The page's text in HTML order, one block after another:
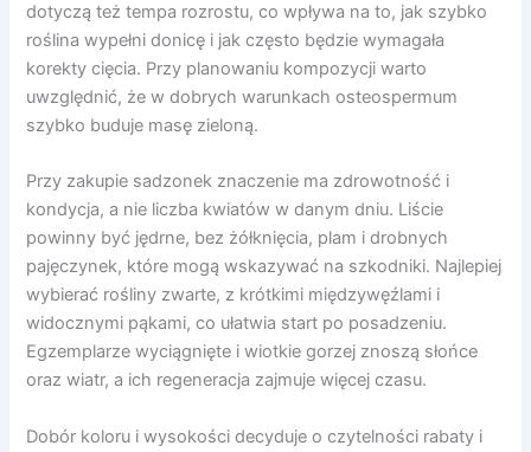
dotyczą też tempa rozrostu, co wpływa na to, jak szybko
roślina wypełni donicę i jak często będzie wymagała
korekty cięcia. Przy planowaniu kompozycji warto
uwzględnić, że w dobrych warunkach osteospermum
szybko buduje masę zieloną.
Przy zakupie sadzonek znaczenie ma zdrowotność i
kondycja, a nie liczba kwiatów w danym dniu. Liście
powinny być jędrne, bez żółknięcia, plam i drobnych
pajęczynek, które mogą wskazywać na szkodniki. Najlepiej
wybierać rośliny zwarte, z krótkimi międzywęźlami i
widocznymi pąkami, co ułatwia start po posadzeniu.
Egzemplarze wyciągnięte i wiotkie gorzej znoszą słońce
oraz wiatr, a ich regeneracja zajmuje więcej czasu.
Dobór koloru i wysokości decyduje o czytelności rabaty i